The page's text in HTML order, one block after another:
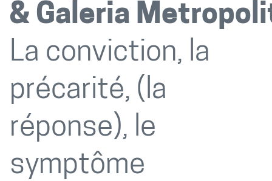
Galeria
La conviction, la
précarité, (la
réponse), le
symptôme